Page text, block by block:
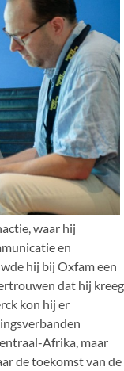
waar hij
en
hij bij Oxfam een
dat hij kreeg
kon hij er
Afrika, maar
de toekomst van de